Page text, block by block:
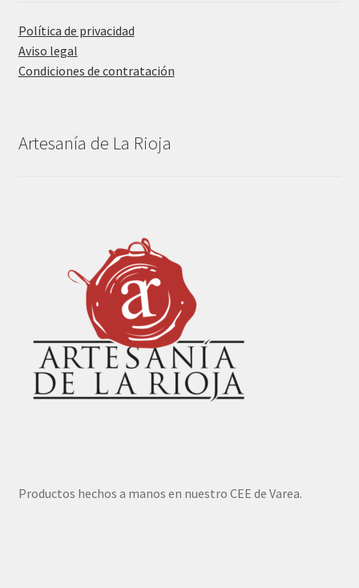
Política de privacidad
Aviso legal
Condiciones de contratación
Artesanía de La Rioja
Productos hechos a manos en nuestro CEE de Varea.